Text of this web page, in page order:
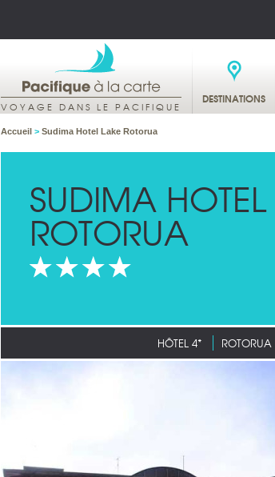
VOYAGE DANS LE PACIFIQUE
DESTINATIONS
Accueil > Sudima Hotel Lake Rotorua
SUDIMA
ROTORUA
HÔTEL 4* ROTORUA